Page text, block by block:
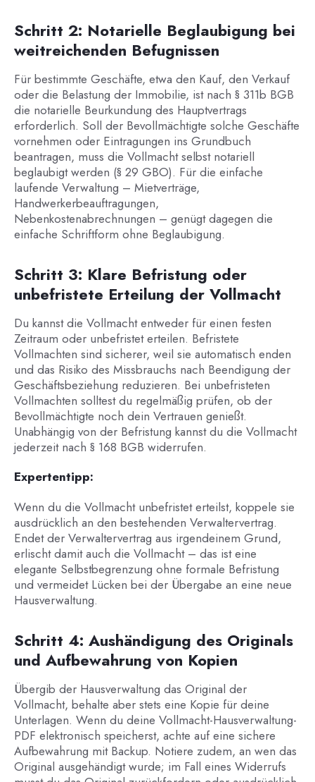
Schritt 2: Notarielle Beglaubigung bei
weitreichenden Befugnissen
Für bestimmte Geschäfte, etwa den Kauf, den Verkauf
oder die Belastung der Immobilie, ist nach § 311b BGB
die notarielle Beurkundung des Hauptvertrags
erforderlich. Soll der Bevollmächtigte solche Geschäfte
vornehmen oder Eintragungen ins Grundbuch
beantragen, muss die Vollmacht selbst notariell
beglaubigt werden (§ 29 GBO). Für die einfache
laufende Verwaltung – Mietverträge,
Handwerkerbeauftragungen,
Nebenkostenabrechnungen – genügt dagegen die
einfache Schriftform ohne Beglaubigung.
Schritt 3: Klare Befristung oder
unbefristete Erteilung der Vollmacht
Du kannst die Vollmacht entweder für einen festen
Zeitraum oder unbefristet erteilen. Befristete
Vollmachten sind sicherer, weil sie automatisch enden
und das Risiko des Missbrauchs nach Beendigung der
Geschäftsbeziehung reduzieren. Bei unbefristeten
Vollmachten solltest du regelmäßig prüfen, ob der
Bevollmächtigte noch dein Vertrauen genießt.
Unabhängig von der Befristung kannst du die Vollmacht
jederzeit nach § 168 BGB widerrufen.
Expertentipp:
Wenn du die Vollmacht unbefristet erteilst, koppele sie
ausdrücklich an den bestehenden Verwaltervertrag.
Endet der Verwaltervertrag aus irgendeinem Grund,
erlischt damit auch die Vollmacht – das ist eine
elegante Selbstbegrenzung ohne formale Befristung
und vermeidet Lücken bei der Übergabe an eine neue
Hausverwaltung.
Schritt 4: Aushändigung des Originals
und Aufbewahrung von Kopien
Übergib der Hausverwaltung das Original der
Vollmacht, behalte aber stets eine Kopie für deine
Unterlagen. Wenn du deine Vollmacht-Hausverwaltung-
PDF elektronisch speicherst, achte auf eine sichere
Aufbewahrung mit Backup. Notiere zudem, an wen das
Original ausgehändigt wurde; im Fall eines Widerrufs